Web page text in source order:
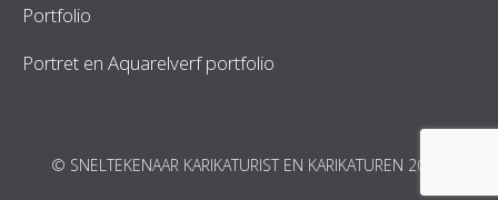
Portfolio
Portret en Aquarelverf portfolio
© SNELTEKENAAR KARIKATURIST EN KARIKATUREN 2026.